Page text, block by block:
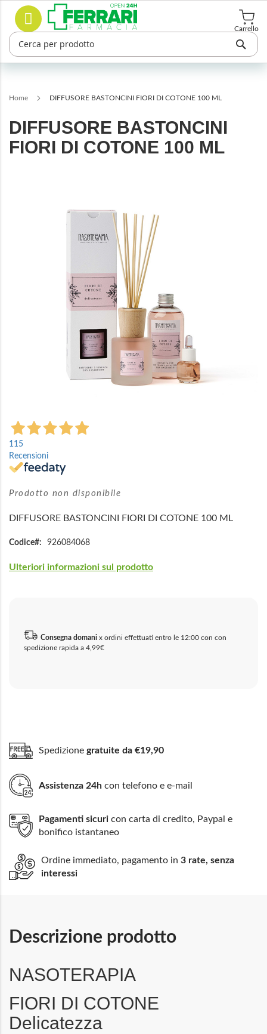
Salta
contenuto
Carrello
Cerca
Home DIFFUSORE BASTONCINI FIORI DI COTONE 100 ML
DIFFUSORE BASTONCINI
FIORI DI COTONE 100 ML
Vai
all'inizio
della
galleria
di
115
Recensioni
Prodotto non disponibile
DIFFUSORE BASTONCINI FIORI DI COTONE 100 ML
Codice 926084068
Ulteriori informazioni sul prodotto
Consegna domani x ordini effettuati entro le 12:00 con con
spedizione rapida a 4,99€
Spedizione gratuite da €19,90
Assistenza 24h con telefono e e-mail
Pagamenti sicuri con carta di credito, Paypal e
bonifico istantaneo
Ordine immediato, pagamento in 3 rate, senza
interessi
Descrizione prodotto
NASOTERAPIA
FIORI DI COTONE
Delicatezza